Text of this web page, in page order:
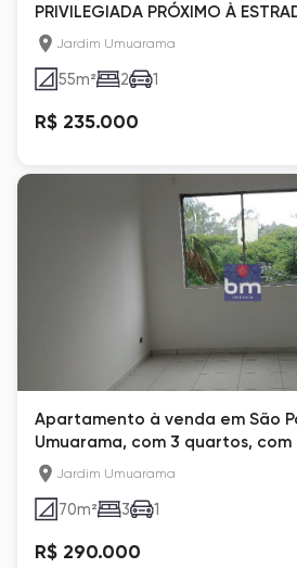
PRIVILEGIADA PRÓXIMO À
LIMPO! 📍🛣️
Jardim Umuarama
55m² 2 1
R$ 235.000
Apartamento à venda em São
Umuarama, com 3 quartos, com
Jardim Umuarama
70m² 3 1
R$ 290.000